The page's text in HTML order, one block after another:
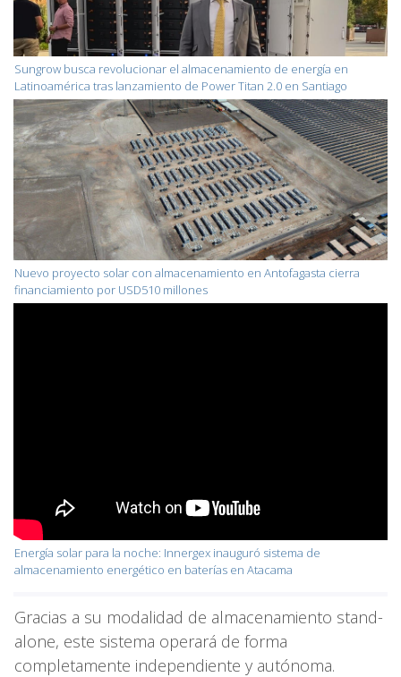
Sungrow busca revolucionar el almacenamiento de energía en
Latinoamérica tras lanzamiento de Power Titan 2.0 en Santiago
Nuevo proyecto solar con almacenamiento en Antofagasta cierra
financiamiento por USD510 millones
Energía solar para la noche: Innergex inauguró sistema de
almacenamiento energético en baterías en Atacama
Gracias a su modalidad de almacenamiento stand-
alone, este sistema operará de forma
completamente independiente y autónoma.